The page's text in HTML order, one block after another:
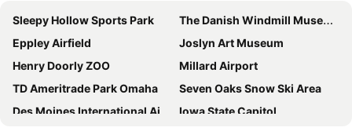
Sleepy Hollow Sports Park
The Danish Windmill Museum
Eppley Airfield
Joslyn Art Museum
Henry Doorly ZOO
Millard Airport
TD Ameritrade Park Omaha
Seven Oaks Snow Ski Area
Des Moines International Airport
Iowa State Capitol